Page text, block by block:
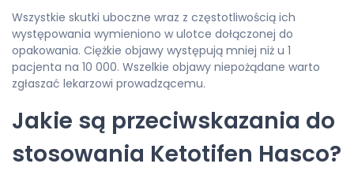
Wszystkie skutki uboczne wraz z częstotliwością ich
występowania wymieniono w ulotce dołączonej do
opakowania. Ciężkie objawy występują mniej niż u 1
pacjenta na 10 000. Wszelkie objawy niepożądane warto
zgłaszać lekarzowi prowadzącemu.
Jakie są przeciwskazania do
stosowania Ketotifen Hasco?